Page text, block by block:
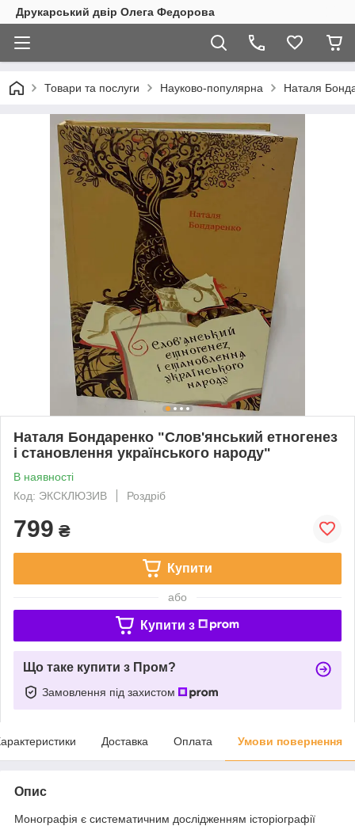
Друкарський двір Олега Федорова
Товари та послуги Науково-популярна Наталя
Наталя Бондаренко "Слов'янський етногенез
і становлення українського народу"
В наявності
Код: ЭКСКЛЮЗИВ
Роздріб
799 ₴
Купити
або
Купити з
Що таке купити з Пром?
Замовлення під захистом
Доставка Оплата Умови повернення
Опис
Монографія є систематичним дослідженням історіографії